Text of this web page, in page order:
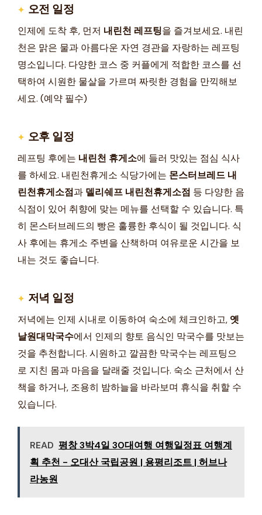
오전 일정
인제에 도착 후, 먼저 내린천 레프팅을 즐겨보세요. 내린
천은 맑은 물과 아름다운 자연 경관을 자랑하는 레프팅
명소입니다. 다양한 코스 중 커플에게 적합한 코스를 선
택하여 시원한 물살을 가르며 짜릿한 경험을 만끽해보
세요. (예약 필수)
오후 일정
레프팅 후에는 내린천 휴게소에 들러 맛있는 점심 식사
를 하세요. 내린천휴게소 식당가에는 몬스터브레드 내
린천휴게소점과 델리쉐프 내린천휴게소점 등 다양한 음
식점이 있어 취향에 맞는 메뉴를 선택할 수 있습니다. 특
히 몬스터브레드의 빵은 훌륭한 후식이 될 것입니다. 식
사 후에는 휴게소 주변을 산책하며 여유로운 시간을 보
내는 것도 좋습니다.
저녁 일정
저녁에는 인제 시내로 이동하여 숙소에 체크인하고, 옛
날원대막국수에서 인제의 향토 음식인 막국수를 맛보는
것을 추천합니다. 시원하고 깔끔한 막국수는 레프팅으
로 지친 몸과 마음을 달래줄 것입니다. 숙소 근처에서 산
책을 하거나, 조용히 밤하늘을 바라보며 휴식을 취할 수
있습니다.
READ 평창 3박4일 30대여행 여행일정표 여행계
획 추천 - 오대산 국립공원 | 용평리조트 | 허브나
라농원